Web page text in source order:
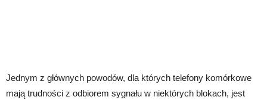
Jednym z głównych powodów, dla których telefony komórkowe
mają trudności z odbiorem sygnału w niektórych blokach, jest